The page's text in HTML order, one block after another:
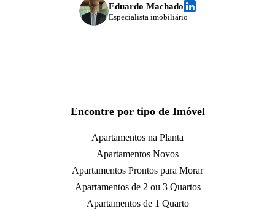
Eduardo Machado
Especialista imobiliário
Encontre por tipo de Imóvel
Apartamentos na Planta
Apartamentos Novos
Apartamentos Prontos para Morar
Apartamentos de 2 ou 3 Quartos
Apartamentos de 1 Quarto